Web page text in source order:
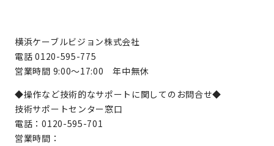
横浜ケーブルビジョン株式会社
電話 0120-595-775
営業時間 9:00～17:00 年中無休
◆操作など技術的なサポートに関してのお問合せ◆
技術サポートセンター窓口
電話：0120-595-701
営業時間：